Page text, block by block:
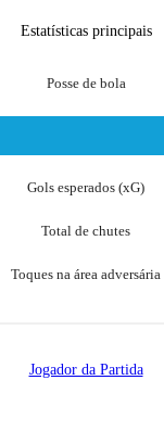
Estatísticas principais
Posse de bola
Gols esperados (xG)
Total de chutes
Toques na área adversária
Jogador da Partida